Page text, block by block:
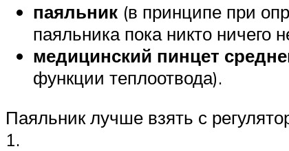
паяльник (в принципе при
паяльника пока никто ничего
медицинский пинцет
функции теплоотвода).
Паяльник лучше взять с
1.